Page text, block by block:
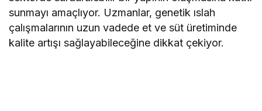
sunmayı amaçlıyor. Uzmanlar, genetik ıslah
çalışmalarının uzun vadede et ve süt üretiminde
kalite artışı sağlayabileceğine dikkat çekiyor.